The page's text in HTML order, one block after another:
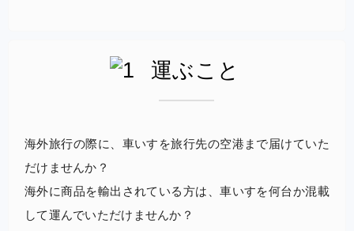
運ぶこと
海外旅行の際に、車いすを旅行先の空港まで届けていた
だけませんか？
海外に商品を輸出されている方は、車いすを何台か混載
して運んでいただけませんか？